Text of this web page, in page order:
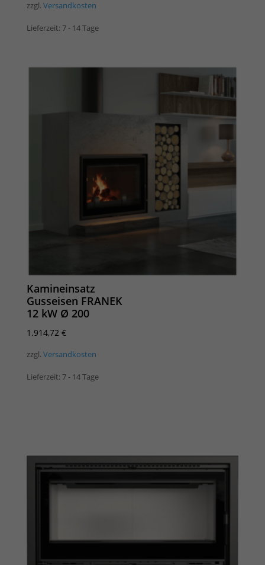
zzgl. Versandkosten
Lieferzeit: 7 - 14 Tage
Kamineinsatz
Gusseisen FRANEK
12 kW Ø 200
1.914,72 €
zzgl. Versandkosten
Lieferzeit: 7 - 14 Tage